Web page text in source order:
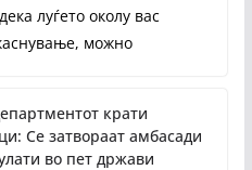
луѓето околу вас
можно
крати
Се затвораат амбасади
во пет држави